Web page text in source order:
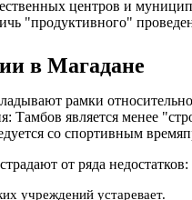
центров и
"продуктивного"
в Магадане
рамки
Тамбов является менее
со спортивным
от ряда недостатков:
учреждений устаревает.